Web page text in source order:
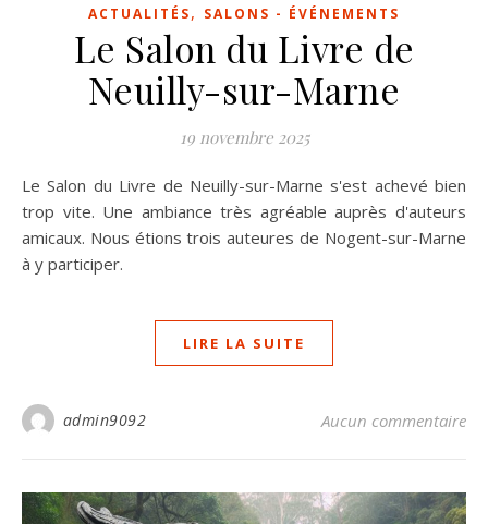
ACTUALITÉS, SALONS - ÉVÉNEMENTS
Le Salon du Livre de
Neuilly-sur-Marne
19 novembre 2025
Le Salon du Livre de Neuilly-sur-Marne s'est achevé bien
trop vite. Une ambiance très agréable auprès d'auteurs
amicaux. Nous étions trois auteures de Nogent-sur-Marne
à y participer.
LIRE LA SUITE
admin9092 Aucun commentaire